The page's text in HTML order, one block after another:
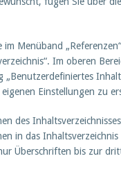
Menüband
Im oberen
Einstellungen zu
des
in das
Überschriften bis zur